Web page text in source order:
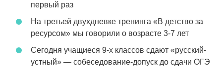
первый раз
На третьей двухдневке тренинга «В детство за
ресурсом» мы говорили о возрасте 3-7 лет
Сегодня учащиеся 9-х классов сдают «русский-
устный» — собеседование-допуск до сдачи ОГЭ